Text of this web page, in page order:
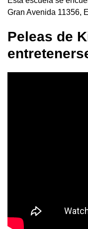
Gran Avenida 11356,
Peleas de